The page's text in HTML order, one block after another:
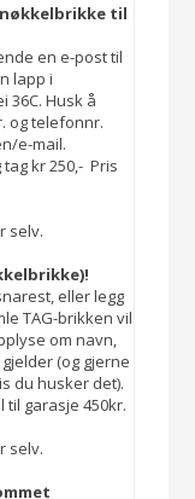
til
en e-post til
lapp i
36C. Husk å
og telefonnr.
e-mail.
kr 250,- Pris
selv.
eller legg
TAG-brikken vil
om navn,
(og gjerne
du husker det).
til garasje 450kr.
selv.